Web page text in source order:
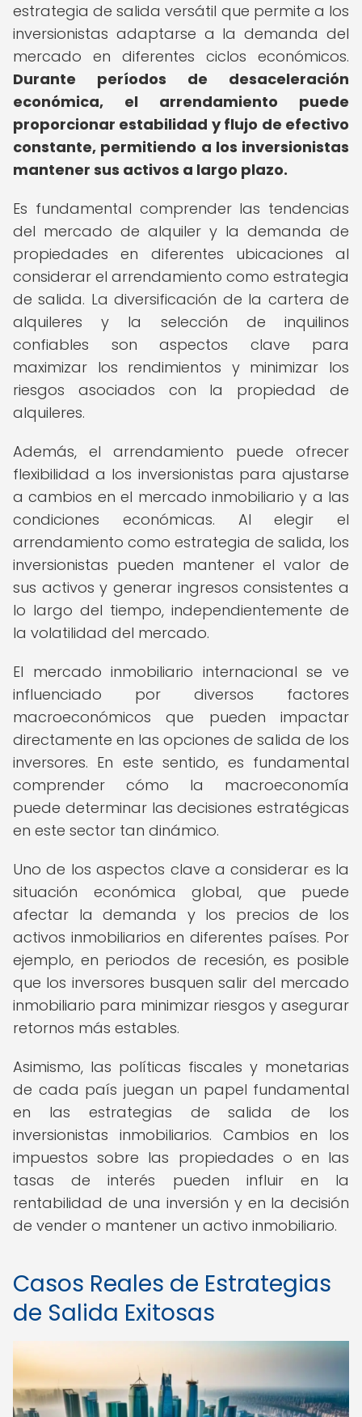
estrategia de salida versátil que permite a los
inversionistas adaptarse a la demanda del
mercado en diferentes ciclos económicos.
Durante períodos de desaceleración
económica, el arrendamiento puede
proporcionar estabilidad y flujo de efectivo
constante, permitiendo a los inversionistas
mantener sus activos a largo plazo.
Es fundamental comprender las tendencias
del mercado de alquiler y la demanda de
propiedades en diferentes ubicaciones al
considerar el arrendamiento como estrategia
de salida. La diversificación de la cartera de
alquileres y la selección de inquilinos
confiables son aspectos clave para
maximizar los rendimientos y minimizar los
riesgos asociados con la propiedad de
alquileres.
Además, el arrendamiento puede ofrecer
flexibilidad a los inversionistas para ajustarse
a cambios en el mercado inmobiliario y a las
condiciones económicas. Al elegir el
arrendamiento como estrategia de salida, los
inversionistas pueden mantener el valor de
sus activos y generar ingresos consistentes a
lo largo del tiempo, independientemente de
la volatilidad del mercado.
El mercado inmobiliario internacional se ve
influenciado por diversos factores
macroeconómicos que pueden impactar
directamente en las opciones de salida de los
inversores. En este sentido, es fundamental
comprender cómo la macroeconomía
puede determinar las decisiones estratégicas
en este sector tan dinámico.
Uno de los aspectos clave a considerar es la
situación económica global, que puede
afectar la demanda y los precios de los
activos inmobiliarios en diferentes países. Por
ejemplo, en periodos de recesión, es posible
que los inversores busquen salir del mercado
inmobiliario para minimizar riesgos y asegurar
retornos más estables.
Asimismo, las políticas fiscales y monetarias
de cada país juegan un papel fundamental
en las estrategias de salida de los
inversionistas inmobiliarios. Cambios en los
impuestos sobre las propiedades o en las
tasas de interés pueden influir en la
rentabilidad de una inversión y en la decisión
de vender o mantener un activo inmobiliario.
Casos Reales de Estrategias
de Salida Exitosas